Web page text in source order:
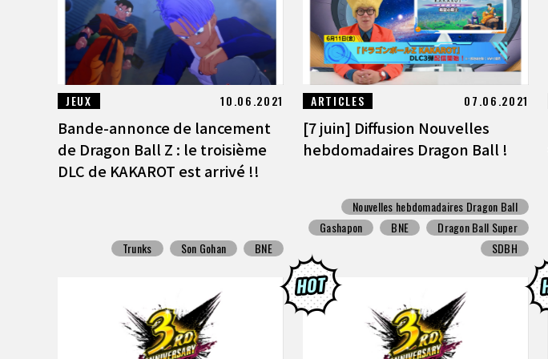
JEUX 10.06.2021
Bande-annonce de lancement
de Dragon Ball Z : le troisième
DLC de KAKAROT est arrivé !!
Trunks Son Gohan BNE
ARTICLES 07.06.2021
[7 juin] Diffusion Nouvelles
hebdomadaires Dragon Ball !
Nouvelles hebdomadaires Dragon Ball
Gashapon
BNE
Dragon Ball Super
SDBH